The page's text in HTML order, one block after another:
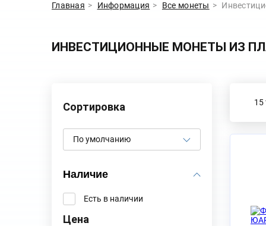
Главная Информация Все монеты
ИНВЕСТИЦИОННЫЕ МОНЕТЫ ИЗ
Сортировка
Наличие
Есть в наличии
Цена